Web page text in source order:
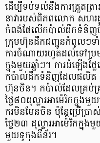
ដើម្បីទប់ទល់នឹងការត្រួតត្
នាវារបស់ពិភពលោក សហរដ្
កំពង់ផែលើកប៉ាល់ដឹកទំនិញចិ
ក្រុមហ៊ុនដឹកជញ្ជូនកំពូលៗទ
ការចំណាយរហូតដល់ទៅប្រ
ក្នុងមួយឆ្នាំៗ។ ការដំឡើងថ្ល
កប៉ាល់ដឹកទំនិញដែលផលិត
ហ៊ុនចិន។ កប៉ាល់ដែលគ្រប់
ថ្លៃ៨០ដុល្លារអាម៉េរិកក្នុ
ករមិនមែនចិន ប៉ុន្តែប្រើ
ថ្លៃ២៣ ដុល្លារអាម៉េរិកក្នុ
មួយទូកុងតឺន័រ។